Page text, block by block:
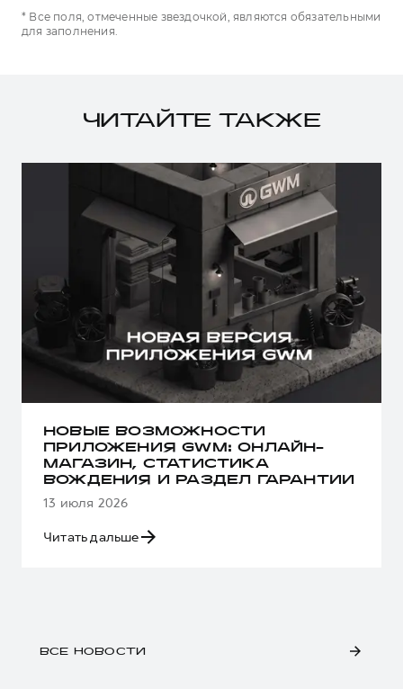
* Все поля, отмеченные звездочкой, являются обязательными
для заполнения.
ЧИТАЙТЕ ТАКЖЕ
НОВЫЕ ВОЗМОЖНОСТИ
ПРИЛОЖЕНИЯ GWM: ОНЛАЙН-
МАГАЗИН, СТАТИСТИКА
ВОЖДЕНИЯ И РАЗДЕЛ ГАРАНТИИ
13 июля 2026
Читать дальше
ВСЕ НОВОСТИ